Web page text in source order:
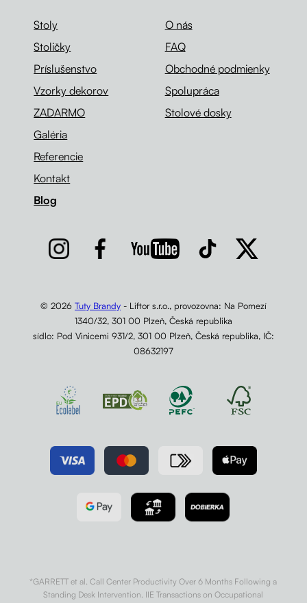
Stoly
Stoličky
Príslušenstvo
Vzorky dekorov
ZADARMO
Galéria
Referencie
Kontakt
Blog
O nás
FAQ
Obchodné podmienky
Spolupráca
Stolové dosky
© 2026 Tuty Brandy- Liftor s.r.o., provozovna: Na Pomezí
1340/32, 301 00 Plzeň, Česká republika
sídlo: Pod Vinicemi 931/2, 301 00 Plzeň, Česká republika, IČ:
08632197
*GARRETT et al. Call Center Productivity Over 6 Months Following a
Standing Desk Intervention. IIE Transactions on Occupational